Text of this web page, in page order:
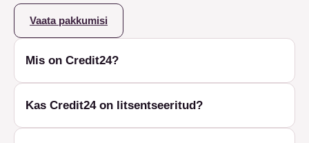
Vaata pakkumisi
Mis on Credit24?
Kas Credit24 on litsentseeritud?